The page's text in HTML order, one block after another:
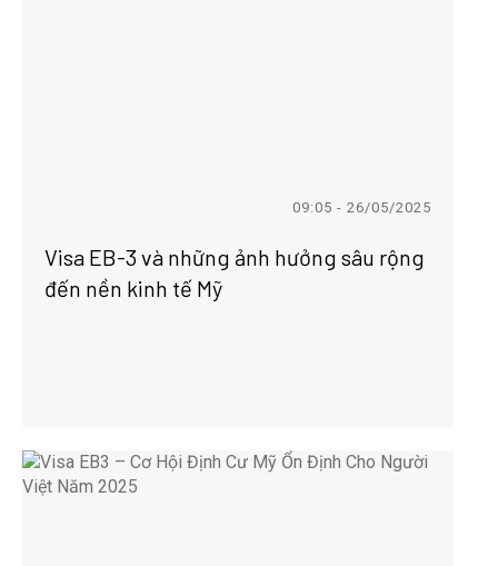
09:05 - 26/05/2025
Visa EB-3 và những ảnh hưởng sâu rộng
đến nền kinh tế Mỹ